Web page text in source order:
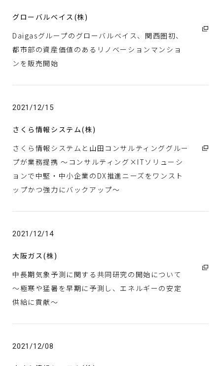
グローバルベイス(株)
Daigasグループのグローバルベイス、関西圏初、
都市部の資産価値のあるリノベーションマンショ
ンを販売開始
2021/12/15
さくら情報システム(株)
さくら情報システムと山田コンサルティンググルー
プが業務提携 ～コンサルティング×ITソリューシ
ョンで中堅・中小企業のDX推進ニーズをワンスト
ップかつ強力にバックアップ～
2021/12/14
大阪ガス(株)
中長期気象予測に関する共同研究の開始について
～極寒や猛暑を早期に予測し、エネルギーの安定
供給に貢献～
2021/12/08